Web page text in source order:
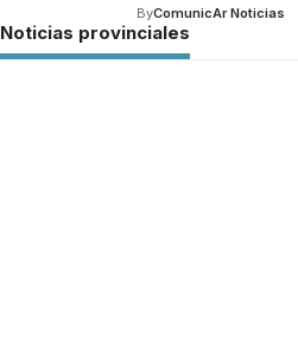
ByComunicAr Noticias
Noticias provinciales